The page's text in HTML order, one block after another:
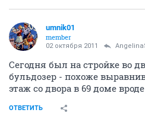
umnik01
member
02 октября 2011
Сегодня был на стройке во
бульдозер - похоже
этаж со двора в 69 доме
ОТВЕТИТЬ